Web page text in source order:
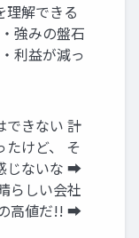
理解できる
強みの盤石
利益が減っ
できない 計
たけど、 そ
じないな ➡
らしい会社
高値だ!! ➡